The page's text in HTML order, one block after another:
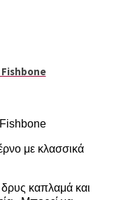
με κλασσικά
καπλαμά και